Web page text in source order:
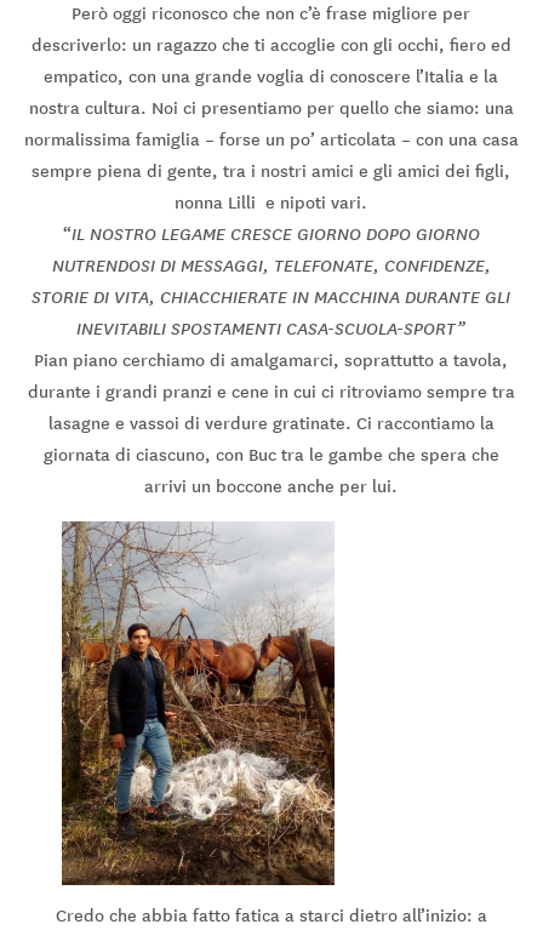
Però oggi riconosco che non c’è frase migliore per
descriverlo: un ragazzo che ti accoglie con gli occhi, fiero ed
empatico, con una grande voglia di conoscere l’Italia e la
nostra cultura. Noi ci presentiamo per quello che siamo: una
normalissima famiglia – forse un po’ articolata – con una casa
sempre piena di gente, tra i nostri amici e gli amici dei figli,
nonna Lilli e nipoti vari.
“IL NOSTRO LEGAME CRESCE GIORNO DOPO GIORNO
NUTRENDOSI DI MESSAGGI, TELEFONATE, CONFIDENZE,
STORIE DI VITA, CHIACCHIERATE IN MACCHINA DURANTE GLI
INEVITABILI SPOSTAMENTI CASA-SCUOLA-SPORT”
Pian piano cerchiamo di amalgamarci, soprattutto a tavola,
durante i grandi pranzi e cene in cui ci ritroviamo sempre tra
lasagne e vassoi di verdure gratinate. Ci raccontiamo la
giornata di ciascuno, con Buc tra le gambe che spera che
arrivi un boccone anche per lui.
Credo che abbia fatto fatica a starci dietro all’inizio: a